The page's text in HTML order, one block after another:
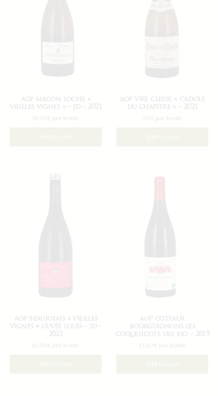
aop macon loche «
vieilles vignes » – jd – 2021
18,50€ per bottle
aop vire clesse « cadole
du chapitre » – 2021
20€ per bottle
aop beaujolais « vieilles
vignes » cuvée louis – jd –
2021
10,50€ per bottle
aop coteaux
bourguignons les
coquelicots vin bio – 2019
13,50€ per bottle